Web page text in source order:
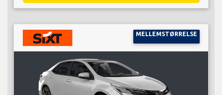
MELLEMSTØRRELSE